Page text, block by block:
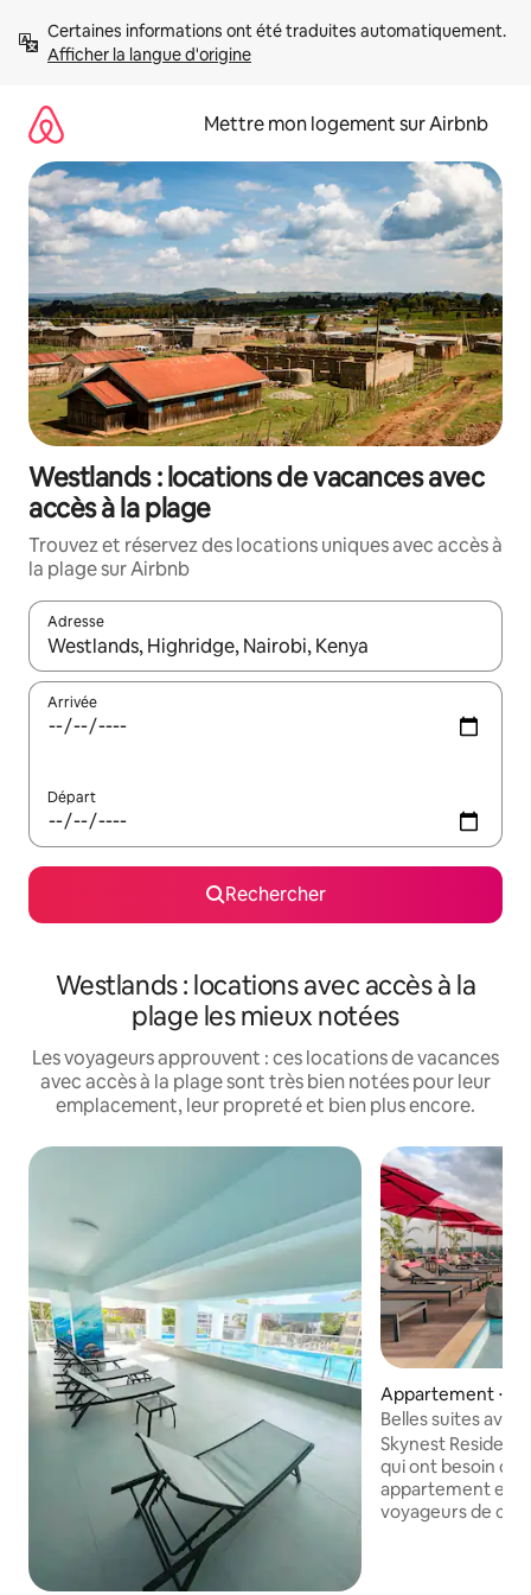
directement
Afficher la langue d'origine
Mettre mon logement sur Airbnb
Westlands : locations de vacances avec
accès à la plage
Trouvez et réservez des locations uniques avec accès à
la plage sur Airbnb
Adresse
Lorsque les résultats s'affichent, utilisez les flèches vers le
Arrivée
Départ
Rechercher
Westlands : locations avec accès à la
plage les mieux notées
Les voyageurs approuvent : ces locations de vacances
avec accès à la plage sont très bien notées pour leur
emplacement, leur propreté et bien plus encore.
Appartement ⋅
Belles suites
2 chambres à
Skynest
qui ont besoin de
appartement est
voyageurs de